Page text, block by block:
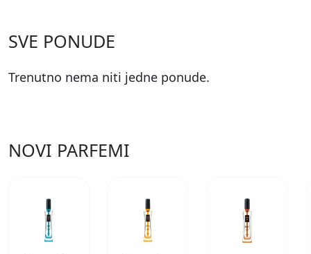
SVE PONUDE
Trenutno nema niti jedne ponude.
NOVI PARFEMI